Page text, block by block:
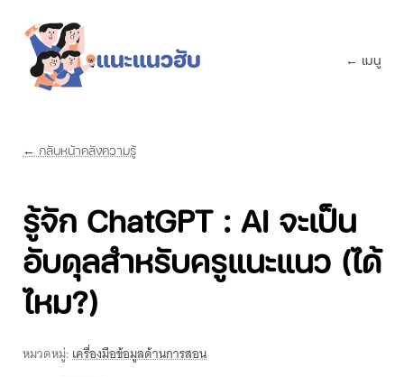
← เมนู
← กลับหน้าคลังความรู้
รู้จัก ChatGPT : AI จะเป็น
อับดุลสำหรับครูแนะแนว (ได้
ไหม?)
หมวดหมู่:เครื่องมือข้อมูลด้านการสอน